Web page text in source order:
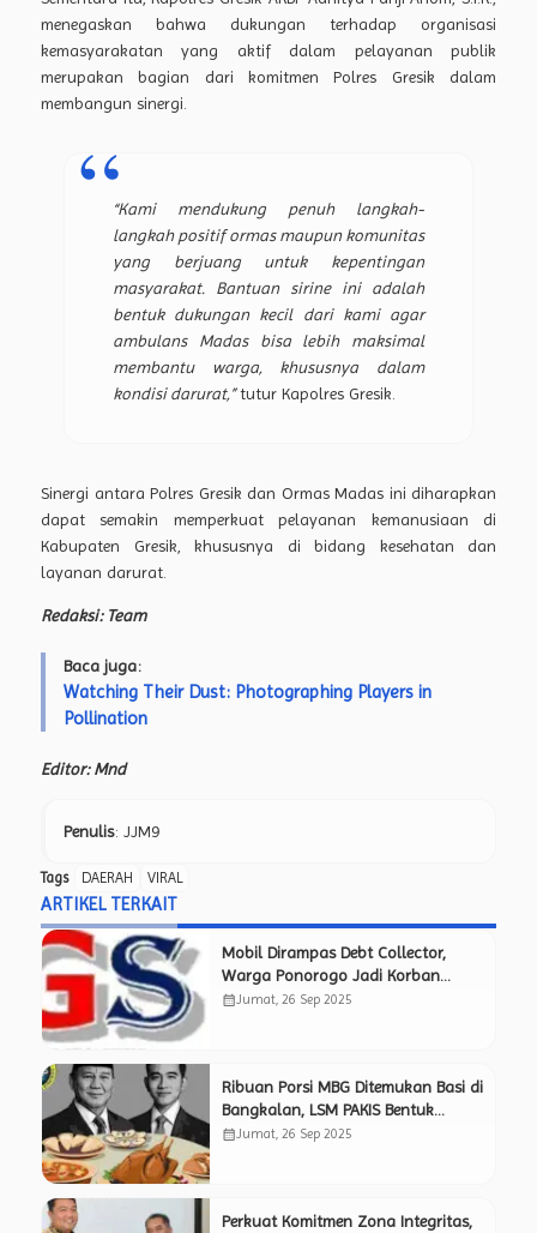
menegaskan bahwa dukungan terhadap organisasi
kemasyarakatan yang aktif dalam pelayanan publik
merupakan bagian dari komitmen Polres Gresik dalam
membangun sinergi.
“Kami mendukung penuh langkah-
langkah positif ormas maupun komunitas
yang berjuang untuk kepentingan
masyarakat. Bantuan sirine ini adalah
bentuk dukungan kecil dari kami agar
ambulans Madas bisa lebih maksimal
membantu warga, khususnya dalam
kondisi darurat,”tutur Kapolres Gresik.
Sinergi antara Polres Gresik dan Ormas Madas ini diharapkan
dapat semakin memperkuat pelayanan kemanusiaan di
Kabupaten Gresik, khususnya di bidang kesehatan dan
layanan darurat.
Redaksi: Team
Baca juga:
Watching Their Dust: Photographing Players in
Pollination
Editor: Mnd
Penulis: JJM9
Tags DAERAH VIRAL
ARTIKEL TERKAIT
Mobil Dirampas Debt Collector,
Warga Ponorogo Jadi Korban
Pemerasan Berkedok BT
calendar_monthJumat, 26 Sep 2025
Ribuan Porsi MBG Ditemukan Basi di
Bangkalan, LSM PAKIS Bentuk
Timsus Pemantau Independen Awasi
calendar_monthJumat, 26 Sep 2025
Perkuat Komitmen Zona Integritas,